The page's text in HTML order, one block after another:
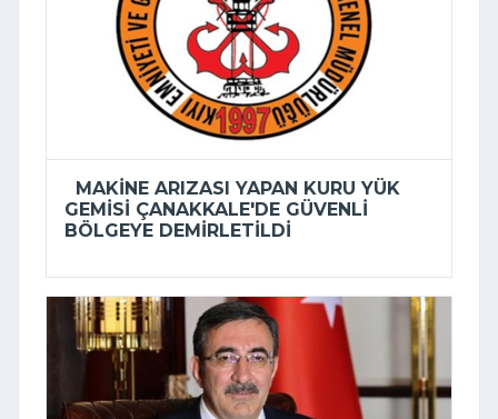
MAKINE ARIZASI YAPAN KURU YÜK
GEMISI ÇANAKKALE'DE GÜVENLI
BÖLGEYE DEMIRLETILDI